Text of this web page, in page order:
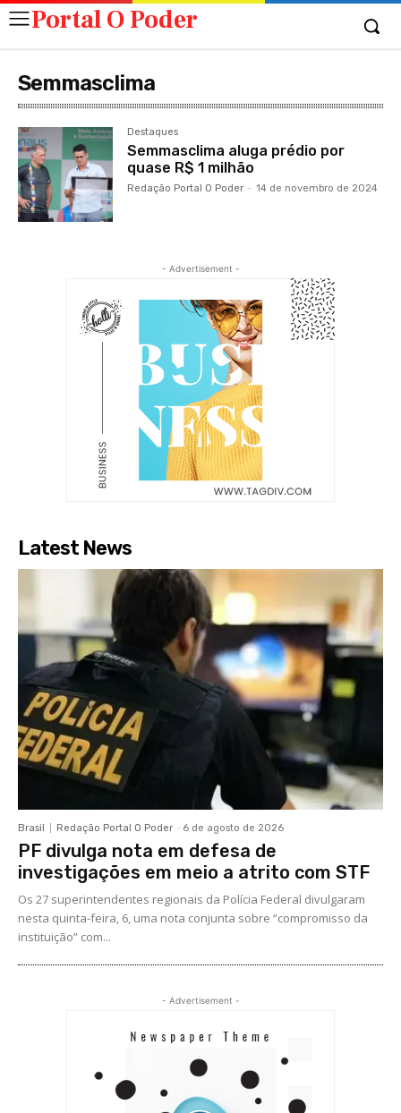
Portal O Poder
Semmasclima
Destaques
Semmasclima aluga prédio por
quase R$ 1 milhão
Redação Portal O Poder - 14 de novembro de 2024
- Advertisement -
Latest News
Brasil Redação Portal O Poder - 6 de agosto de 2026
PF divulga nota em defesa de
investigações em meio a atrito com STF
Os 27 superintendentes regionais da Polícia Federal divulgaram
nesta quinta-feira, 6, uma nota conjunta sobre “compromisso da
instituição” com...
- Advertisement -